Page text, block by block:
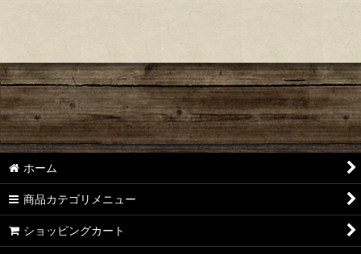
ホーム
商品カテゴリメニュー
ショッピングカート